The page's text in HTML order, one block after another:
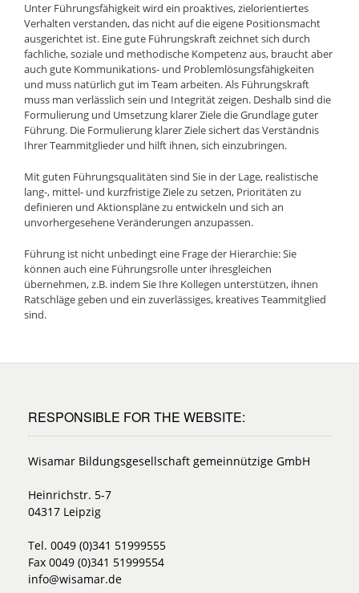
Unter Führungsfähigkeit wird ein proaktives, zielorientiertes
Verhalten verstanden, das nicht auf die eigene Positionsmacht
ausgerichtet ist. Eine gute Führungskraft zeichnet sich durch
fachliche, soziale und methodische Kompetenz aus, braucht aber
auch gute Kommunikations- und Problemlösungsfähigkeiten
und muss natürlich gut im Team arbeiten. Als Führungskraft
muss man verlässlich sein und Integrität zeigen. Deshalb sind die
Formulierung und Umsetzung klarer Ziele die Grundlage guter
Führung. Die Formulierung klarer Ziele sichert das Verständnis
Ihrer Teammitglieder und hilft ihnen, sich einzubringen.
Mit guten Führungsqualitäten sind Sie in der Lage, realistische
lang-, mittel- und kurzfristige Ziele zu setzen, Prioritäten zu
definieren und Aktionspläne zu entwickeln und sich an
unvorhergesehene Veränderungen anzupassen.
Führung ist nicht unbedingt eine Frage der Hierarchie: Sie
können auch eine Führungsrolle unter ihresgleichen
übernehmen, z.B. indem Sie Ihre Kollegen unterstützen, ihnen
Ratschläge geben und ein zuverlässiges, kreatives Teammitglied
sind.
RESPONSIBLE FOR THE WEBSITE:
Wisamar Bildungsgesellschaft gemeinnützige GmbH
Heinrichstr. 5-7
04317 Leipzig
Tel. 0049 (0)341 51999555
Fax 0049 (0)341 51999554
info@wisamar.de